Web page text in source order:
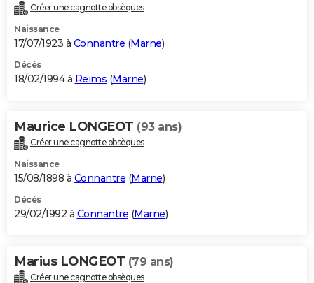
Créer une cagnotte obsèques
Naissance
17/07/1923 à Connantre (Marne)
Décès
18/02/1994 à Reims (Marne)
Maurice LONGEOT (93 ans)
Créer une cagnotte obsèques
Naissance
15/08/1898 à Connantre (Marne)
Décès
29/02/1992 à Connantre (Marne)
Marius LONGEOT (79 ans)
Créer une cagnotte obsèques